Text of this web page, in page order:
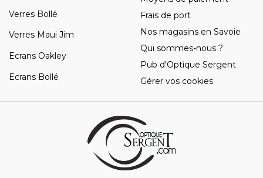
Verres Bollé
Verres Maui Jim
Ecrans Oakley
Ecrans Bollé
Frais de port
Nos magasins en Savoie
Qui sommes-nous ?
Pub d'Optique Sergent
Gérer vos cookies